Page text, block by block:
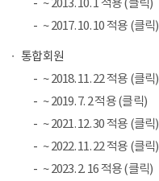
~ 2017. 10. 10 적용 (클릭)
통합회원
~ 2018. 11. 22 적용 (클릭)
~ 2019. 7. 2 적용 (클릭)
~ 2021. 12. 30 적용 (클릭)
~ 2022. 11. 22 적용 (클릭)
~ 2023. 2. 16 적용 (클릭)